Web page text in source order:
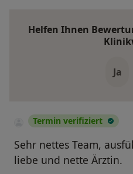
Helfen Ihnen
Ja
Termin verifiziert
Sehr nettes Team,
liebe und nette Ärztin.